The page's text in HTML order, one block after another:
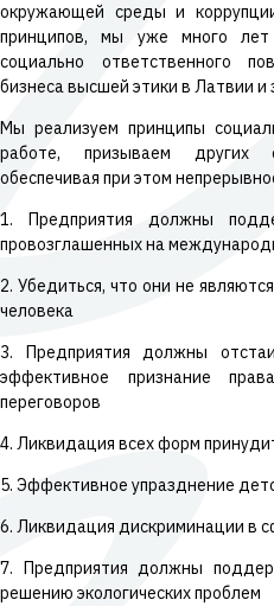
окружающей среды и
принципов, мы уже много лет
социально ответственного
бизнеса высшей этики в Латвии и
Мы реализуем принципы
работе, призываем других
обеспечивая при этом
1. Предприятия должны
провозглашенных на
2. Убедиться, что они не
человека
3. Предприятия должны
эффективное признание
переговоров
4. Ликвидация всех форм
5. Эффективное упразднение
6. Ликвидация дискриминации в
7. Предприятия должны
решению экологических проблем